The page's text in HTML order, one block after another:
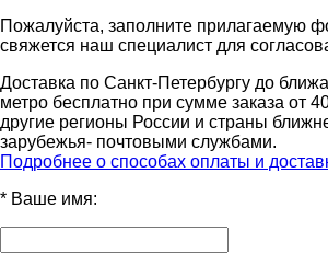
Пожалуйста, заполните прилагаемую
свяжется наш специалист для
Доставка по Санкт-Петербургу до
метро бесплатно при сумме заказа от
другие регионы России и страны
зарубежья- почтовыми службами.
Подробнее о способах оплаты и
* Ваше имя: